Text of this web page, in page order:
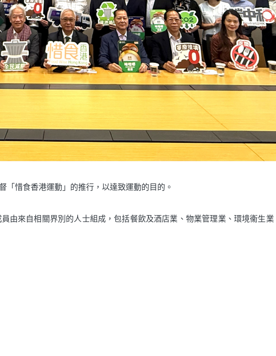
惜食香港運動」的推行，以達致運動的目的。
由來自相關界別的人士組成，包括餐飲及酒店業、物業管理業、環境衞生